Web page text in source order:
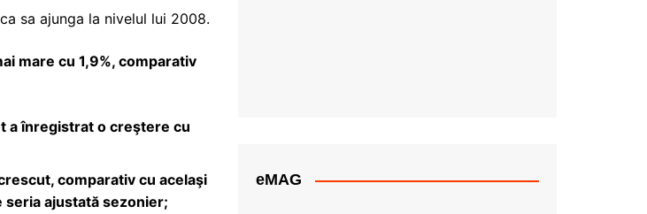
sa ajunga la nivelul lui 2008.
mare cu 1,9%, comparativ
a înregistrat o creştere cu
comparativ cu acelaşi
seria ajustată sezonier;
eMAG